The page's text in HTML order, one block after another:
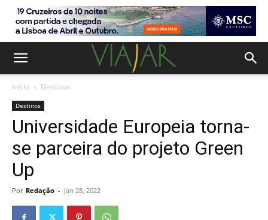
Início Destinos
Destinos
Universidade Europeia torna-
se parceira do projeto Green
Up
Por Redação - Jan 28, 2022